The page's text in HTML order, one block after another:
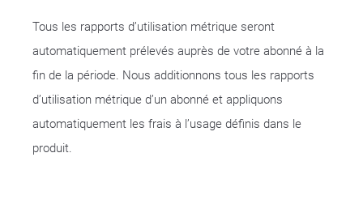
Tous les rapports d’utilisation métrique seront
automatiquement prélevés auprès de votre abonné à la
fin de la période. Nous additionnons tous les rapports
d’utilisation métrique d’un abonné et appliquons
automatiquement les frais à l’usage définis dans le
produit.